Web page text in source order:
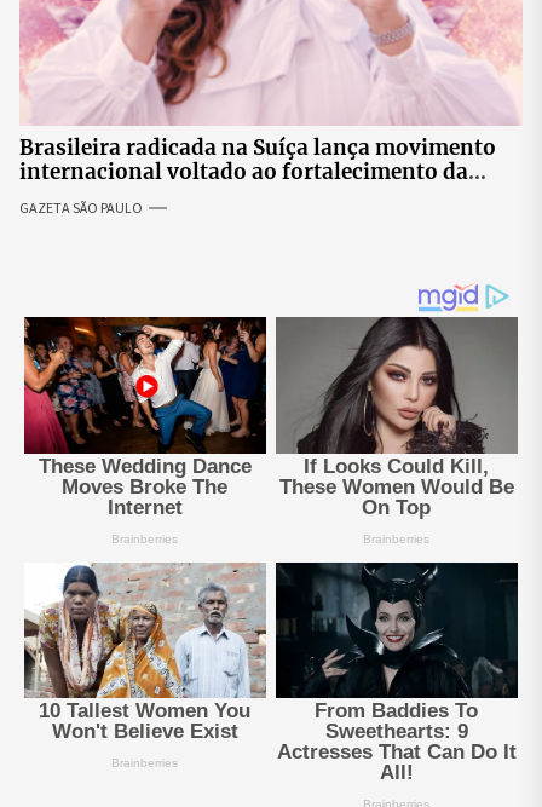
Brasileira radicada na Suíça lança movimento
internacional voltado ao fortalecimento da
identidade feminina
GAZETA SÃO PAULO